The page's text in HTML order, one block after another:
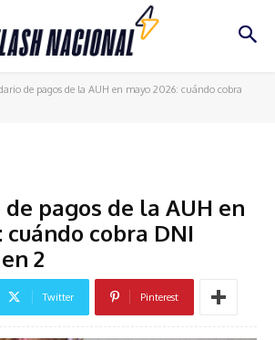
de pagos de la AUH en mayo 2026: cuándo cobra
pagos de la AUH en
cuándo cobra DNI
2
Twitter Pinterest